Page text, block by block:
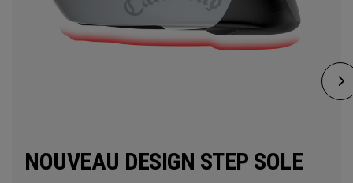
NOUVEAU DESIGN STEP SOLE